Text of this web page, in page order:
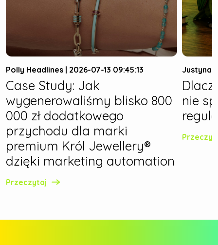
Polly Headlines | 2026-07-13 09:45:13
Case Study: Jak
wygenerowaliśmy blisko 800
000 zł dodatkowego
przychodu dla marki
premium Król Jewellery®
dzięki marketing automation
Przeczytaj
Justyna
nie